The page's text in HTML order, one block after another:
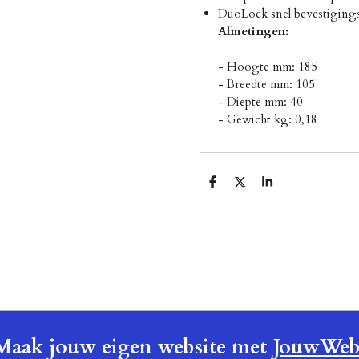
DuoLock snel
Afmetingen:
- Hoogte mm: 185
- Breedte mm: 105
- Diepte mm: 40
- Gewicht kg: 0,18
D
D
S
jouw eigen website met JouwWeb